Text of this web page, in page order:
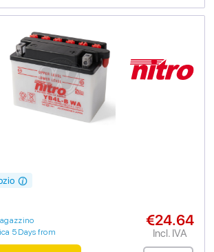
5 Days from
€24.64
Incl. IVA